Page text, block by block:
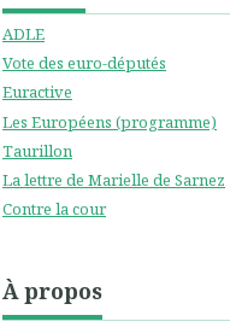
ADLE
Vote des euro-députés
Euractive
Les Européens (programme)
Taurillon
La lettre de Marielle de Sarnez
Contre la cour
À propos